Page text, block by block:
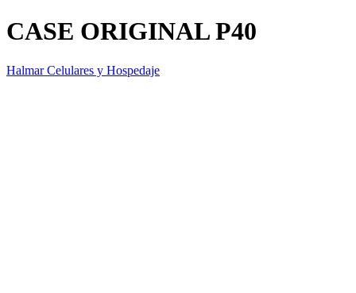
CASE ORIGINAL P40
Halmar Celulares y Hospedaje